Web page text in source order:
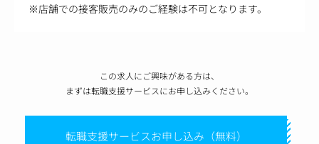
※店舗での接客販売のみのご経験は不可となります。
この求人にご興味がある方は、
まずは転職支援サービスにお申し込みください。
転職支援サービスお申し込み（無料）